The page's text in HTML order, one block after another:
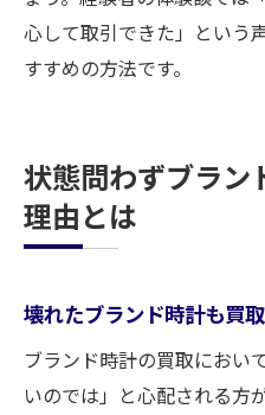
心して取引できた」という
すすめの方法です。
状態問わずブラン
理由とは
壊れたブランド時計も買
ブランド時計の買取におい
いのでは」と心配される方